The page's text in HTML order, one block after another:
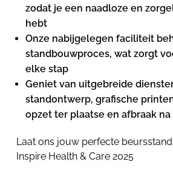
zodat je een naadloze en
hebt
Onze nabijgelegen faciliteit
standbouwproces, wat zorgt
elke stap
Geniet van uitgebreide
standontwerp, grafische
opzet ter plaatse en afbraak
Laat ons jouw perfecte
Inspire Health & Care 2025